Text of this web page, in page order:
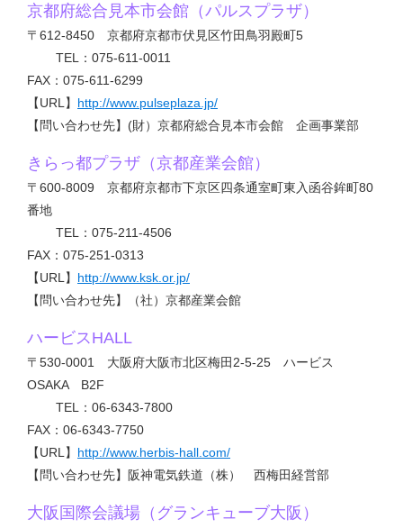
京都府総合見本市会館（パルスプラザ）
〒612-8450 京都府京都市伏見区竹田鳥羽殿町5
TEL：075-611-0011
FAX：075-611-6299
【URL】 http://www.pulseplaza.jp/
【問い合わせ先】(財）京都府総合見本市会館 企画事業部
きらっ都プラザ（京都産業会館）
〒600-8009 京都府京都市下京区四条通室町東入函谷鉾町80
番地
TEL：075-211-4506
FAX：075-251-0313
【URL】 http://www.ksk.or.jp/
【問い合わせ先】（社）京都産業会館
ハービスHALL
〒530-0001 大阪府大阪市北区梅田2-5-25 ハービス
OSAKA B2F
TEL：06-6343-7800
FAX：06-6343-7750
【URL】 http://www.herbis-hall.com/
【問い合わせ先】阪神電気鉄道（株） 西梅田経営部
大阪国際会議場（グランキューブ大阪）